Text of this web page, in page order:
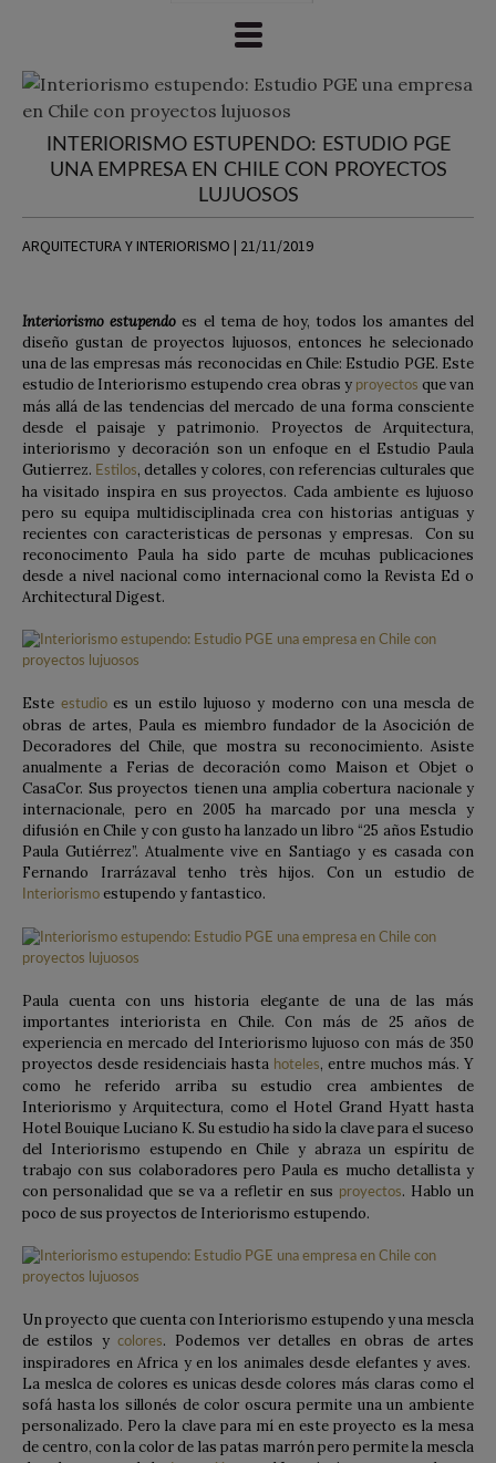
INTERIORISMO ESTUPENDO: ESTUDIO PGE
UNA EMPRESA EN CHILE CON PROYECTOS
LUJUOSOS
ARQUITECTURA Y INTERIORISMO | 21/11/2019
Interiorismo estupendo es el tema de hoy, todos los amantes del
diseño gustan de proyectos lujuosos, entonces he selecionado
una de las empresas más reconocidas en Chile: Estudio PGE. Este
estudio de Interiorismo estupendo crea obras y proyectos que van
más allá de las tendencias del mercado de una forma consciente
desde el paisaje y patrimonio. Proyectos de Arquitectura,
interiorismo y decoración son un enfoque en el Estudio Paula
Gutierrez. Estilos, detalles y colores, con referencias culturales que
ha visitado inspira en sus proyectos. Cada ambiente es lujuoso
pero su equipa multidisciplinada crea con historias antiguas y
recientes con caracteristicas de personas y empresas. Con su
reconocimento Paula ha sido parte de mcuhas publicaciones
desde a nivel nacional como internacional como la Revista Ed o
Architectural Digest.
Este estudioes un estilo lujuoso y moderno con una mescla de
obras de artes, Paula es miembro fundador de la Asocición de
Decoradores del Chile, que mostra su reconocimiento. Asiste
anualmente a Ferias de decoración como Maison et Objet o
CasaCor. Sus proyectos tienen una amplia cobertura nacionale y
internacionale, pero en 2005 ha marcado por una mescla y
difusión en Chile y con gusto ha lanzado un libro “25 años Estudio
Paula Gutiérrez”. Atualmente vive en Santiago y es casada con
Fernando Irarrázaval tenho très hijos. Con un estudio de
Interiorismo estupendo y fantastico.
Paula cuenta con uns historia elegante de una de las más
importantes interiorista en Chile. Con más de 25 años de
experiencia en mercado del Interiorismo lujuoso con más de 350
proyectos desde residenciais hasta hoteles, entre muchos más. Y
como he referido arriba su estudio crea ambientes de
Interiorismo y Arquitectura, como el Hotel Grand Hyatt hasta
Hotel Bouique Luciano K. Su estudio ha sido la clave para el suceso
del Interiorismo estupendo en Chile y abraza un espíritu de
trabajo con sus colaboradores pero Paula es mucho detallista y
con personalidad que se va a refletir en sus proyectos. Hablo un
poco de sus proyectos de Interiorismo estupendo.
Un proyecto que cuenta con Interiorismo estupendo y una mescla
de estilos ycolores. Podemos ver detalles en obras de artes
inspiradores en Africa y en los animales desde elefantes y aves.
La meslca de colores es unicas desde colores más claras como el
sofá hasta los sillonés de color oscura permite una un ambiente
personalizado. Pero la clave para mí en este proyecto es la mesa
de centro, con la color de las patas marrón pero permite la mescla